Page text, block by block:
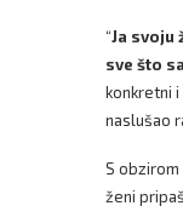
“Ja svoju
sve što
konkretni i
naslušao
S obzirom
ženi